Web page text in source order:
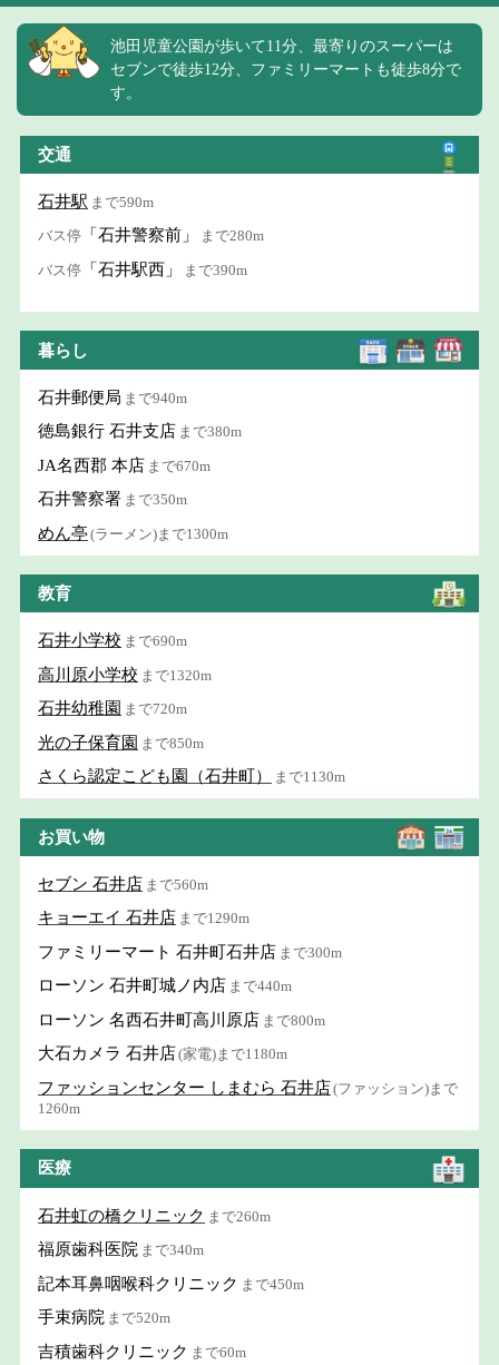
池田児童公園が歩いて11分、最寄りのスーパーは
セブンで徒歩12分、ファミリーマートも徒歩8分で
す。
交通
石井駅 まで590m
バス停 「石井警察前」 まで280m
バス停 「石井駅西」 まで390m
暮らし
石井郵便局 まで940m
徳島銀行 石井支店 まで380m
JA名西郡 本店 まで670m
石井警察署 まで350m
めん亭(ラーメン)まで1300m
教育
石井小学校 まで690m
高川原小学校 まで1320m
石井幼稚園 まで720m
光の子保育園 まで850m
さくら認定こども園（石井町） まで1130m
お買い物
セブン 石井店 まで560m
キョーエイ 石井店 まで1290m
ファミリーマート 石井町石井店 まで300m
ローソン 石井町城ノ内店 まで440m
ローソン 名西石井町高川原店 まで800m
大石カメラ 石井店(家電)まで1180m
ファッションセンター しまむら 石井店(ファッション)まで
1260m
医療
石井虹の橋クリニック まで260m
福原歯科医院 まで340m
記本耳鼻咽喉科クリニック まで450m
手束病院 まで520m
吉積歯科クリニック まで60m